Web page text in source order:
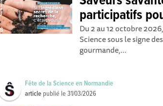
participatifs
Du 2 au 12 octobre
Science sous le signe
gourmande,...
Fête de la Science en Normandie
article publié le31/03/2026